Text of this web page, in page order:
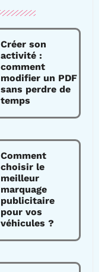
Créer son
activité :
comment
modifier un PDF
sans perdre de
temps
Comment
choisir le
meilleur
marquage
publicitaire
pour vos
véhicules ?